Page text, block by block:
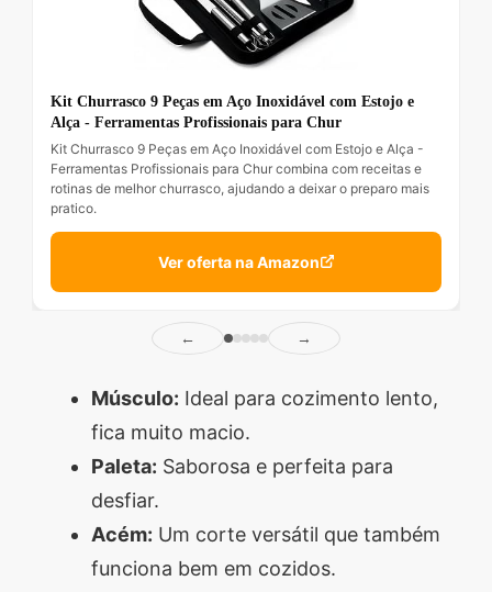
Kit Churrasco 9 Peças em Aço Inoxidável com Estojo e
Alça - Ferramentas Profissionais para Chur
Kit Churrasco 9 Peças em Aço Inoxidável com Estojo e Alça -
Ferramentas Profissionais para Chur combina com receitas e
rotinas de melhor churrasco, ajudando a deixar o preparo mais
pratico.
Ver oferta na Amazon
← →
Músculo: Ideal para cozimento lento,
fica muito macio.
Paleta: Saborosa e perfeita para
desfiar.
Acém: Um corte versátil que também
funciona bem em cozidos.